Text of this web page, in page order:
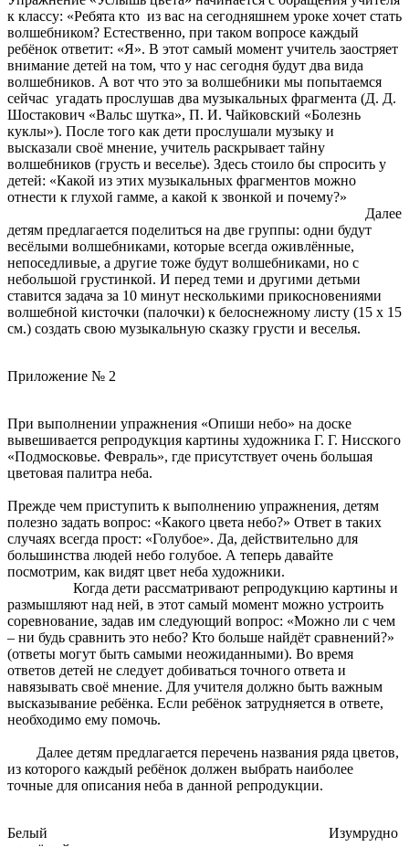
к классу: «Ребята кто из вас на сегодняшнем уроке хочет стать
волшебником? Естественно, при таком вопросе каждый
ребёнок ответит: «Я». В этот самый момент учитель заостряет
внимание детей на том, что у нас сегодня будут два вида
волшебников. А вот что это за волшебники мы попытаемся
сейчас угадать прослушав два музыкальных фрагмента (Д. Д.
Шостакович «Вальс шутка», П. И. Чайковский «Болезнь
куклы»). После того как дети прослушали музыку и
высказали своё мнение, учитель раскрывает тайну
волшебников (грусть и веселье). Здесь стоило бы спросить у
детей: «Какой из этих музыкальных фрагментов можно
отнести к глухой гамме, а какой к звонкой и почему?»
Далее
детям предлагается поделиться на две группы: одни будут
весёлыми волшебниками, которые всегда оживлённые,
непоседливые, а другие тоже будут волшебниками, но с
небольшой грустинкой. И перед теми и другими детьми
ставится задача за 10 минут несколькими прикосновениями
волшебной кисточки (палочки) к белоснежному листу (15 х 15
см.) создать свою музыкальную сказку грусти и веселья.
Приложение № 2
При выполнении упражнения «Опиши небо» на доске
вывешивается репродукция картины художника Г. Г. Нисского
«Подмосковье. Февраль», где присутствует очень большая
цветовая палитра неба.
Прежде чем приступить к выполнению упражнения, детям
полезно задать вопрос: «Какого цвета небо?» Ответ в таких
случаях всегда прост: «Голубое». Да, действительно для
большинства людей небо голубое. А теперь давайте
посмотрим, как видят цвет неба художники.
Когда дети рассматривают репродукцию картины и
размышляют над ней, в этот самый момент можно устроить
соревнование, задав им следующий вопрос: «Можно ли с чем
– ни будь сравнить это небо? Кто больше найдёт сравнений?»
(ответы могут быть самыми неожиданными). Во время
ответов детей не следует добиваться точного ответа и
навязывать своё мнение. Для учителя должно быть важным
высказывание ребёнка. Если ребёнок затрудняется в ответе,
необходимо ему помочь.
Далее детям предлагается перечень названия ряда цветов,
из которого каждый ребёнок должен выбрать наиболее
точные для описания неба в данной репродукции.
Белый Изумрудно